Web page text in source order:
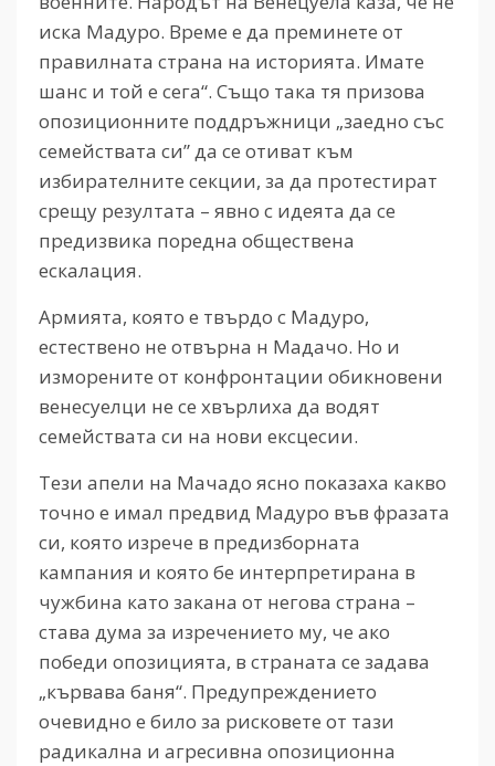
иска Мадуро. Време е да преминете от
правилната страна на историята. Имате
шанс и той е сега“. Също така тя призова
опозиционните поддръжници „заедно със
семействата си” да се отиват към
избирателните секции, за да протестират
срещу резултата – явно с идеята да се
предизвика поредна обществена
ескалация.
Армията, която е твърдо с Мадуро,
естествено не отвърна н Мадачо. Но и
изморените от конфронтации обикновени
венесуелци не се хвърлиха да водят
семействата си на нови ексцесии.
Тези апели на Мачадо ясно показаха какво
точно е имал предвид Мадуро във фразата
си, която изрече в предизборната
кампания и която бе интерпретирана в
чужбина като закана от негова страна –
става дума за изречението му, че ако
победи опозицията, в страната се задава
„кървава баня“. Предупреждението
очевидно е било за рисковете от тази
радикална и агресивна опозиционна